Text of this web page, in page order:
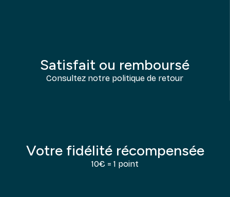
Satisfait ou remboursé
Consultez notre politique de retour
Votre fidélité récompensée
10€ = 1 point